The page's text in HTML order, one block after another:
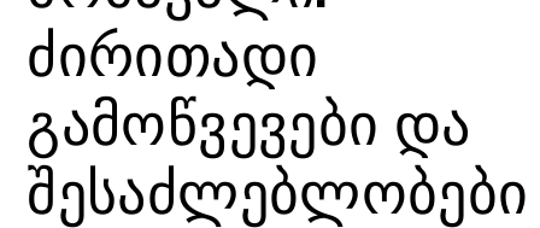
ძირითადი
გამოწვევები და
შესაძლებლობები